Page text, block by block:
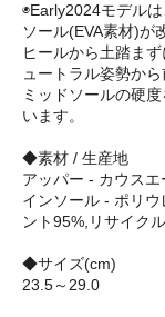
◉Early2024モデル
ソール(EVA素材)が
ヒールから土踏ま
ュートラル姿勢か
ミッドソールの硬
います。
◆素材 / 生産地
アッパー - カウス
インソール - ポリ
ント95%,リサイク
◆サイズ(cm)
23.5～29.0